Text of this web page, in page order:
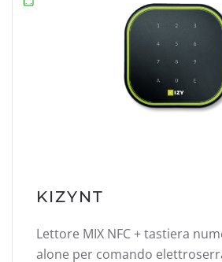
KIZYNT
Lettore MIX NFC + tastiera
alone per comando